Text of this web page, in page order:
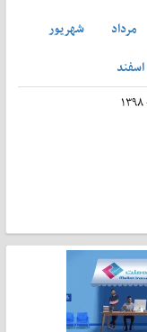
مرداد
شهريور
اسفند